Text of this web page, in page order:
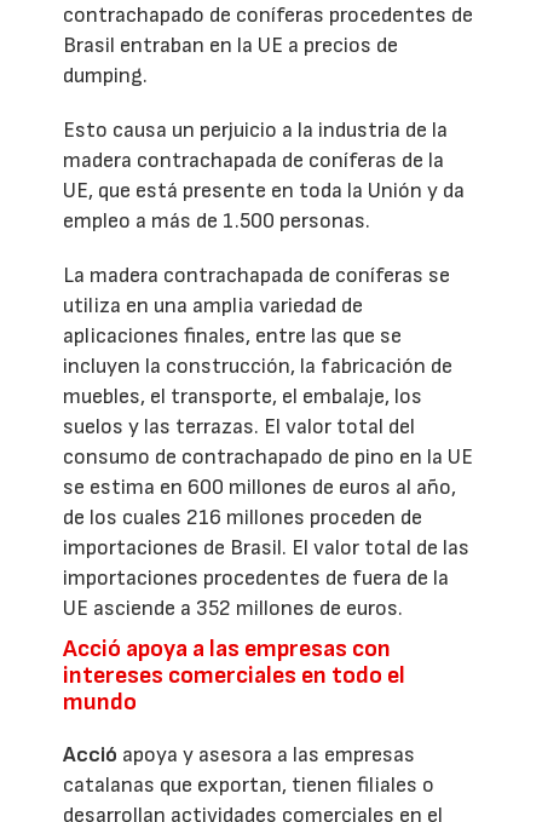
contrachapado de coníferas procedentes de
Brasil entraban en la UE a precios de
dumping.
Esto causa un perjuicio a la industria de la
madera contrachapada de coníferas de la
UE, que está presente en toda la Unión y da
empleo a más de 1.500 personas.
La madera contrachapada de coníferas se
utiliza en una amplia variedad de
aplicaciones finales, entre las que se
incluyen la construcción, la fabricación de
muebles, el transporte, el embalaje, los
suelos y las terrazas. El valor total del
consumo de contrachapado de pino en la UE
se estima en 600 millones de euros al año,
de los cuales 216 millones proceden de
importaciones de Brasil. El valor total de las
importaciones procedentes de fuera de la
UE asciende a 352 millones de euros.
Acció apoya a las empresas con
intereses comerciales en todo el
mundo
Acció apoya y asesora a las empresas
catalanas que exportan, tienen filiales o
desarrollan actividades comerciales en el